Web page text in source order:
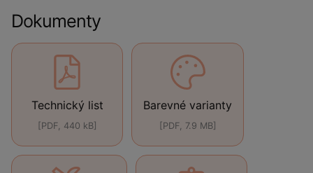
Dokumenty
Technický list
[PDF, 440 kB]
Barevné varianty
[PDF, 7.9 MB]